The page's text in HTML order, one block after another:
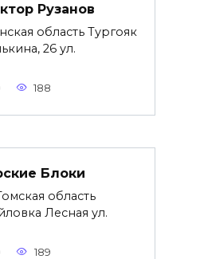
Рузанов
область Тургояк
26 ул.
188
Блоки
область
Лесная ул.
189